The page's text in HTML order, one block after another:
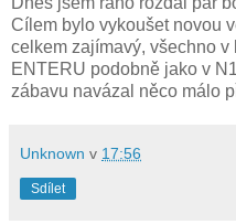
Cílem bylo vykoušet novou
celkem zajímavý, všechno
ENTERU podobně jako v
zábavu navázal něco málo
Unknown v 17:56
Sdílet